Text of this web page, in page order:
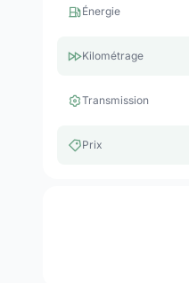
Énergie
Kilométrage
Transmission
Prix